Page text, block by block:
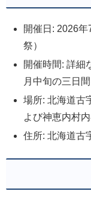
開催日: 2026
祭）
開催時間: 詳細
月中旬の三日
場所: 北海道古
よび神恵内村
住所: 北海道古